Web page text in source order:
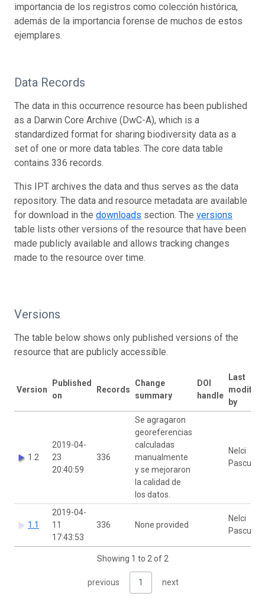
importancia de los registros como colección histórica,
además de la importancia forense de muchos de estos
ejemplares.
Data Records
The data in this occurrence resource has been published
as a Darwin Core Archive (DwC-A), which is a
standardized format for sharing biodiversity data as a
set of one or more data tables. The core data table
contains 336 records.
This IPT archives the data and thus serves as the data
repository. The data and resource metadata are available
for download in the downloads section. The versions
table lists other versions of the resource that have been
made publicly available and allows tracking changes
made to the resource over time.
Versions
The table below shows only published versions of the
resource that are publicly accessible.
Version
Published
on
Records
Change
summary
DOI
handle
Last
modified
by
1.2
2019-04-
23
20:40:59
336
Se agragaron
georeferencias
calculadas
manualmente
y se mejoraron
la calidad de
los datos.
Nelci
Pascual
1.1
2019-04-
11
17:43:53
336 None provided
Nelci
Pascual
Showing 1 to 2 of 2
previous 1 next